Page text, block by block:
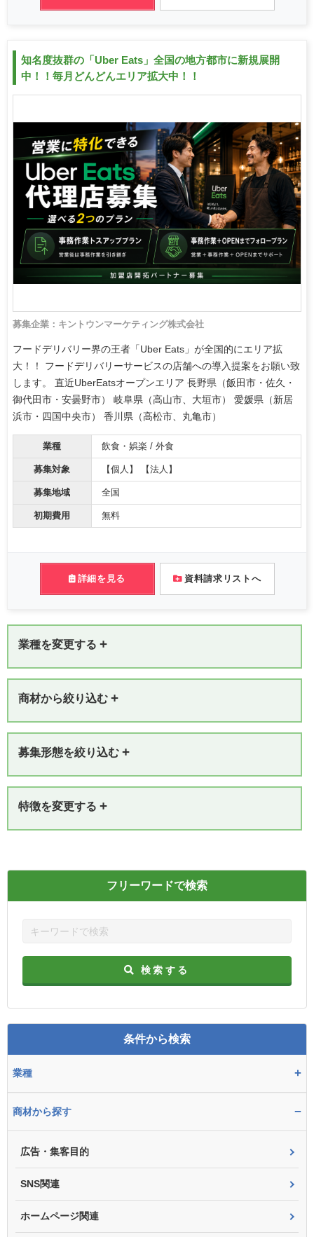
知名度抜群の「Uber Eats」全国の地方都市に新規展開
中！！毎月どんどんエリア拡大中！！
募集企業：キントウンマーケティング株式会社
フードデリバリー界の王者「Uber Eats」が全国的にエリア拡
大！！ フードデリバリーサービスの店舗への導入提案をお願い致
します。 直近UberEatsオープンエリア 長野県（飯田市・佐久・
御代田市・安曇野市） 岐阜県（高山市、大垣市） 愛媛県（新居
浜市・四国中央市） 香川県（高松市、丸亀市）
業種 飲食・娯楽 / 外食
募集対象 【個人】 【法人】
募集地域 全国
初期費用 無料
詳細を見る 資料請求リストへ
業種を変更する +
商材から絞り込む +
募集形態を絞り込む +
特徴を変更する +
フリーワードで検索
検索する
条件から検索
業種 +
商材から探す −
広告・集客目的
SNS関連
ホームページ関連